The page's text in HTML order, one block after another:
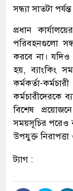
সন্ধ্যা সাতটা
প্রধান
পরিবহনগুলো
করবে না। যদিও
হয়, ব্যাংকিং
কর্মকর্তা-
কর্মচারীদেরকে
বিশেষ
সময়সূচির পরেও
উপযুক্ত নিরাপত্তা
ট্যাগ :